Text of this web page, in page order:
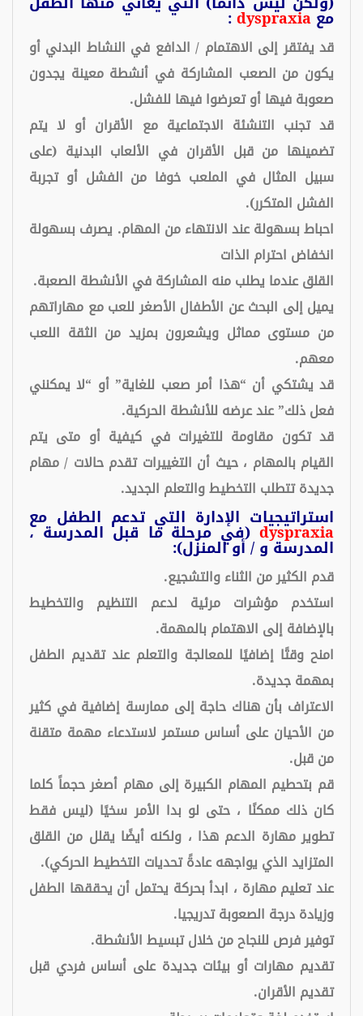
مع dyspraxia
:
قد يفتقر إلى الاهتمام / الدافع في النشاط البدني أو
يكون من الصعب المشاركة في أنشطة معينة يجدون
صعوبة فيها أو تعرضوا فيها للفشل.
قد تجنب التنشئة الاجتماعية مع الأقران أو لا يتم
تضمينها من قبل الأقران في الألعاب البدنية (على
سبيل المثال في الملعب خوفا من الفشل أو تجربة
الفشل المتكرر).
احباط بسهولة عند الانتهاء من المهام. يصرف بسهولة
انخفاض احترام الذات
القلق عندما يطلب منه المشاركة في الأنشطة الصعبة.
يميل إلى البحث عن الأطفال الأصغر للعب مع مهاراتهم
من مستوى مماثل ويشعرون بمزيد من الثقة اللعب
معهم.
قد يشتكي أن “هذا أمر صعب للغاية” أو “لا يمكنني
فعل ذلك” عند عرضه للأنشطة الحركية.
قد تكون مقاومة للتغيرات في كيفية أو متى يتم
القيام بالمهام ، حيث أن التغييرات تقدم حالات / مهام
جديدة تتطلب التخطيط والتعلم الجديد.
استراتيجيات الإدارة التي تدعم الطفل مع
dyspraxia (في مرحلة ما قبل المدرسة ،
المدرسة و / أو المنزل):
قدم الكثير من الثناء والتشجيع.
استخدم مؤشرات مرئية لدعم التنظيم والتخطيط
بالإضافة إلى الاهتمام بالمهمة.
امنح وقتًا إضافيًا للمعالجة والتعلم عند تقديم الطفل
بمهمة جديدة.
الاعتراف بأن هناك حاجة إلى ممارسة إضافية في كثير
من الأحيان على أساس مستمر لاستدعاء مهمة متقنة
من قبل.
قم بتحطيم المهام الكبيرة إلى مهام أصغر حجماً كلما
كان ذلك ممكنًا ، حتى لو بدا الأمر سخيًا (ليس فقط
تطوير مهارة الدعم هذا ، ولكنه أيضًا يقلل من القلق
المتزايد الذي يواجهه عادةً تحديات التخطيط الحركي).
عند تعليم مهارة ، ابدأ بحركة يحتمل أن يحققها الطفل
وزيادة درجة الصعوبة تدريجيا.
توفير فرص للنجاح من خلال تبسيط الأنشطة.
تقديم مهارات أو بيئات جديدة على أساس فردي قبل
تقديم الأقران.